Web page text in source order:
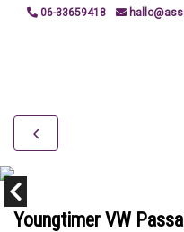
06-33659418
Youngtimer VW